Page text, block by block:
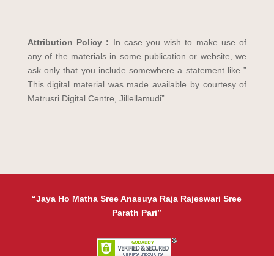
Attribution Policy : In case you wish to make use of
any of the materials in some publication or website, we
ask only that you include somewhere a statement like ”
This digital material was made available by courtesy of
Matrusri Digital Centre, Jillellamudi”.
“Jaya Ho Matha Sree Anasuya Raja Rajeswari Sree
Parath Pari”